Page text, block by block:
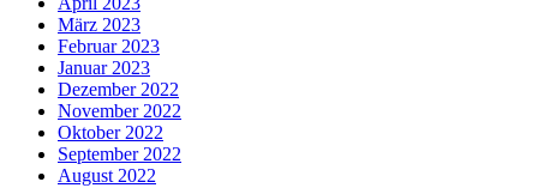
März 2023
Februar 2023
Januar 2023
Dezember 2022
November 2022
Oktober 2022
September 2022
August 2022